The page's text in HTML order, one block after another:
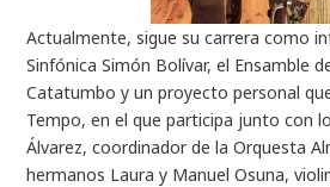
Actualmente, sigue su carrera como
Sinfónica Simón Bolívar, el Ensamble
Catatumbo y un proyecto personal
Tempo,en el que participa junto con
Álvarez, coordinador de la Orquesta
hermanos Laura y Manuel Osuna,